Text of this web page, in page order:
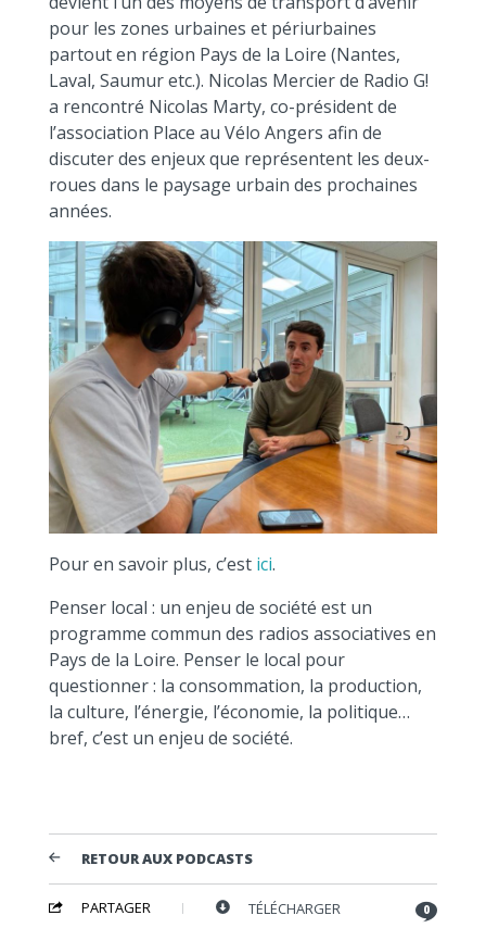
pour les zones urbaines et périurbaines
partout en région Pays de la Loire (Nantes,
Laval, Saumur etc.). Nicolas Mercier de Radio G!
a rencontré Nicolas Marty, co-président de
l’association Place au Vélo Angers afin de
discuter des enjeux que représentent les deux-
roues dans le paysage urbain des prochaines
années.
Pour en savoir plus, c’est ici.
Penser local : un enjeu de société est un
programme commun des radios associatives en
Pays de la Loire. Penser le local pour
questionner : la consommation, la production,
la culture, l’énergie, l’économie, la politique…
bref, c’est un enjeu de société.
RETOUR AUX PODCASTS
PARTAGER TÉLÉCHARGER 0